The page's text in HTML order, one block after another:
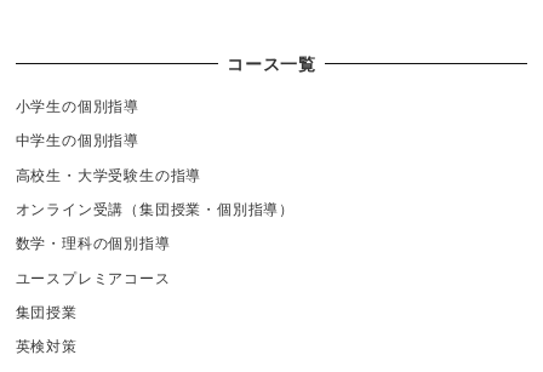
コース一覧
小学生の個別指導
中学生の個別指導
高校生・大学受験生の指導
オンライン受講（集団授業・個別指導）
数学・理科の個別指導
ユースプレミアコース
集団授業
英検対策